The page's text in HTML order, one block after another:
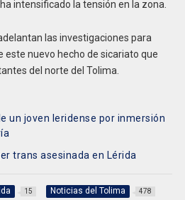
intensificado la tensión en la zona.
las investigaciones para
este nuevo hecho de sicariato que
del norte del Tolima.
un joven leridense por inmersión
trans asesinada en Lérida
15 Noticias del Tolima 478